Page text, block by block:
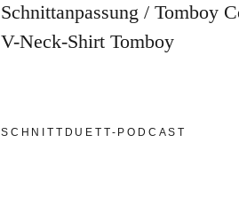
Schnittanpassung
Tomboy
V-Neck-Shirt Tomboy
SCHNITTDUETT-PODCAST